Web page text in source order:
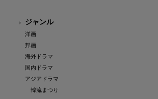
ジャンル
洋画
邦画
海外ドラマ
国内ドラマ
アジアドラマ
韓流まつり